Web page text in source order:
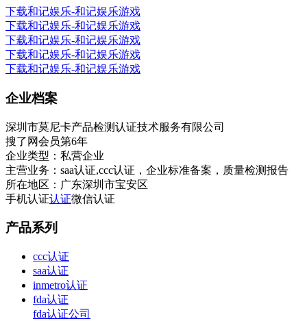
下载和记娱乐-和记娱乐游戏
下载和记娱乐-和记娱乐游戏
下载和记娱乐-和记娱乐游戏
下载和记娱乐-和记娱乐游戏
下载和记娱乐-和记娱乐游戏
企业档案
深圳市莫尼卡产品检测认证技术服务有限公司
搜了网会员第6年
企业类型： 私营企业
主营业务： saa认证,ccc认证，企业标准备案，质量检测报告
所在地区： 广东深圳市宝安区
手机认证认证微信认证
产品系列
ccc认证
saa认证
inmetro认证
fda认证
fda认证公司